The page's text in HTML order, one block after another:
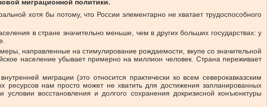
миграционной политики.
хотя бы потому, что России элементарно не хватает трудоспособного
в стране значительно меньше, чем в других больших государствах: у
направленные на стимулирование рождаемости, вкупе со значительной
население убывает примерно на миллион человек. Страна переживает
миграции (это относится практически ко всем северокавказским
ресурсов нам просто может не хватить для достижения запланированных
восстановления и долгого сохранения докризисной конъюнктуры